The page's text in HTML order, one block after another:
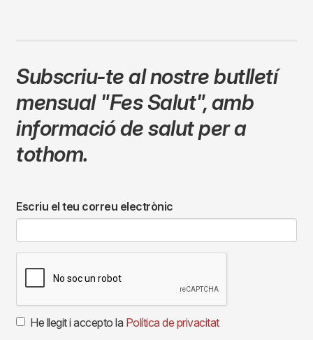
Subscriu-te al nostre butlletí
mensual "Fes Salut",amb
informació de salut per a
tothom.
Escriu el teu correu electrònic
He llegit i accepto la Política de privacitat